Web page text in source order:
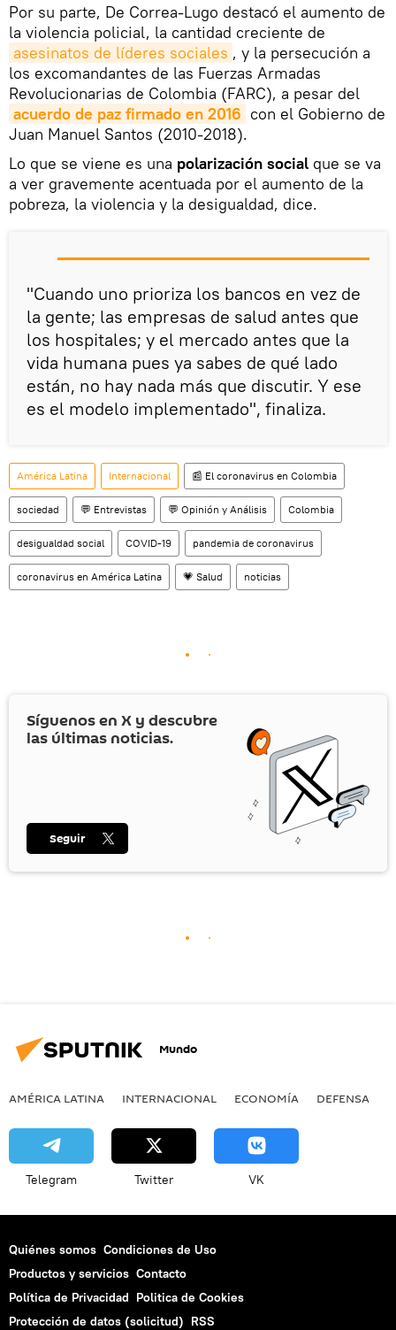
Por su parte, De Correa-Lugo destacó el aumento de
la violencia policial, la cantidad creciente de
asesinatos de líderes sociales , y la persecución a
los excomandantes de las Fuerzas Armadas
Revolucionarias de Colombia (FARC), a pesar del
acuerdo de paz firmado en 2016 con el Gobierno de
Juan Manuel Santos (2010-2018).
Lo que se viene es una polarización social que se va
a ver gravemente acentuada por el aumento de la
pobreza, la violencia y la desigualdad, dice.
"Cuando uno prioriza los bancos en vez de
la gente; las empresas de salud antes que
los hospitales; y el mercado antes que la
vida humana pues ya sabes de qué lado
están, no hay nada más que discutir. Y ese
es el modelo implementado", finaliza.
América Latina Internacional 📰 El coronavirus en Colombia
sociedad 💬 Entrevistas 💬 Opinión y Análisis Colombia
desigualdad social COVID-19 pandemia de coronavirus
coronavirus en América Latina 💗 Salud noticias
Síguenos en X y descubre
las últimas noticias.
Seguir
Mundo
AMÉRICA LATINA INTERNACIONAL ECONOMÍA DEFENSA
Telegram Twitter VK
Quiénes somos Condiciones de Uso
Productos y servicios Contacto
Política de Privacidad Politica de Cookies
Protección de datos (solicitud) RSS